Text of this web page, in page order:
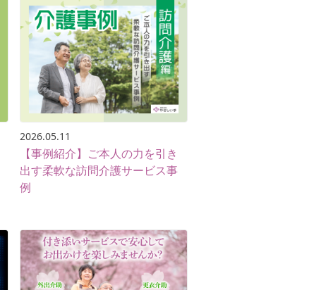
2026.05.11
【事例紹介】ご本人の力を引き
出す柔軟な訪問介護サービス事
例